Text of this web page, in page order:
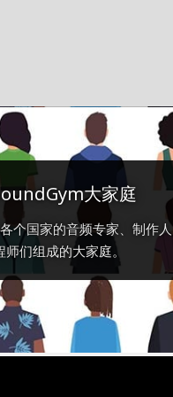
大家庭
个国家的音频专家、制作人
师们组成的大家庭。